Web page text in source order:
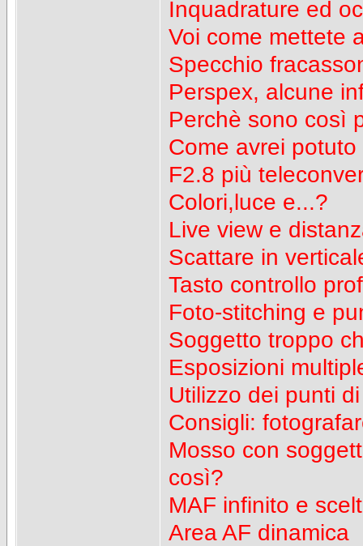
Inquadrature ed
Voi come mettete
Specchio
Perspex, alcune
Perchè sono così
Come avrei
F2.8 più
Colori,luce e...?
Live view e
Scattare in
Tasto controllo
Foto-stitching e
Soggetto troppo
Esposizioni
Utilizzo dei punti
Consigli:
Mosso con
così?
MAF infinito e
Area AF dinamica